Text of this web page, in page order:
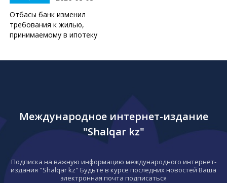
Отбасы банк изменил
требования к жилью,
принимаемому в ипотеку
Международное интернет-издание
"Shalqar kz"
Подписка на важную информацию международного интернет-
издания "Shalqar kz" Будьте в курсе последних новостей Ваша
электронная почта подписаться